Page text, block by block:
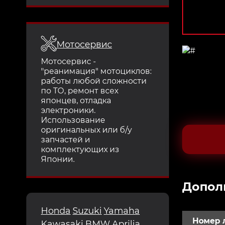
Мотосервис
Мотосервис -
"реанимация" мотоциклов:
работы любой сложности
по ТО, ремонт всех
японцев, отладка
электроники.
Использование
оригинальных или б/у
запчастей и
комплектующих из
Японии.
Honda Suzuki Yamaha
Номер